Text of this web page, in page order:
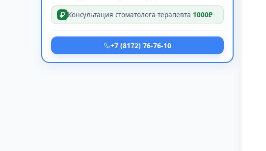
Консультация стоматолога-терапевта 1000₽
+7 (8172) 76-76-10